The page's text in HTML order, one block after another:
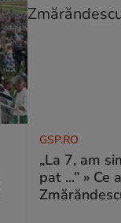
GSP.RO
„La 7, am
pat ...” »